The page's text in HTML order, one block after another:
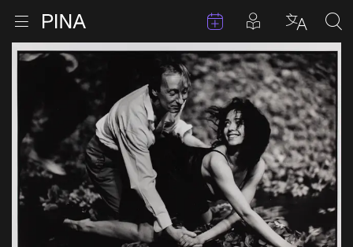
Aller au contenu
Ouvrir le menu Retour à la page d'accueil Évenements
Articles en